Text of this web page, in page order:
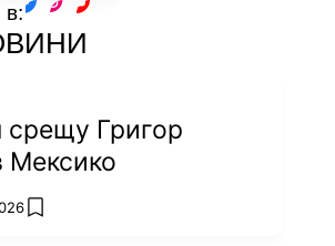
в:
Григор
Мексико
add favorites